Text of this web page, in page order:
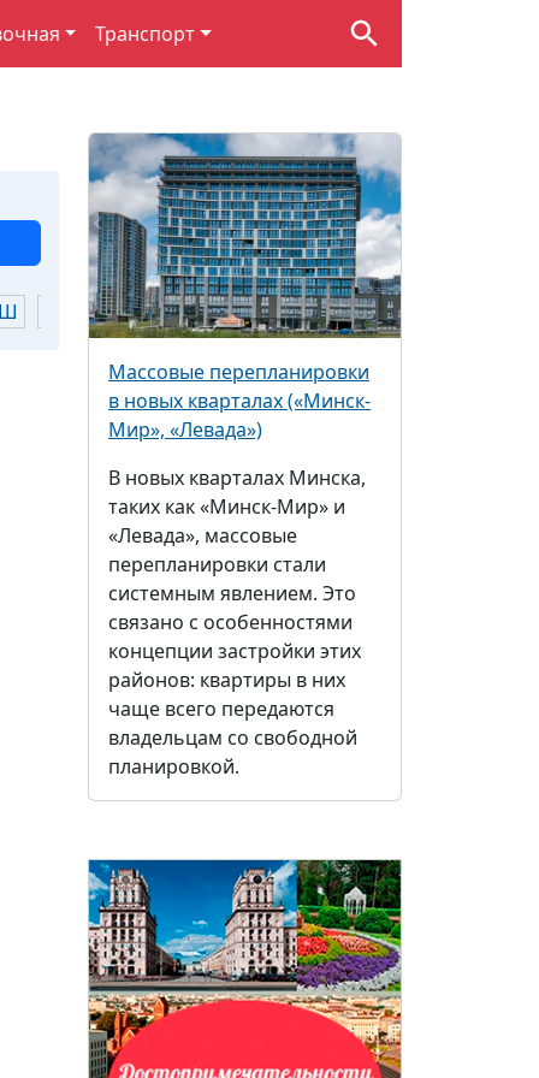
Транспорт
Ю Я
Массовые перепланировки
в новых кварталах («Минск-
Мир», «Левада»)
В новых кварталах Минска,
таких как «Минск-Мир» и
«Левада», массовые
перепланировки стали
системным явлением. Это
связано с особенностями
концепции застройки этих
районов: квартиры в них
чаще всего передаются
владельцам со свободной
планировкой.